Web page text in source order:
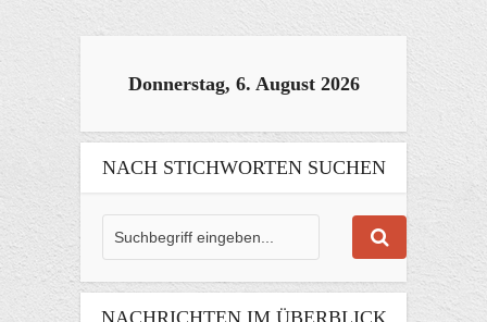
Donnerstag, 6. August 2026
NACH STICHWORTEN SUCHEN
NACHRICHTEN IM ÜBERBLICK